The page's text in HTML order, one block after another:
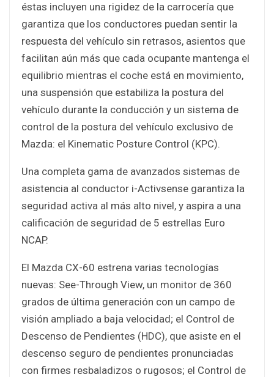
éstas incluyen una rigidez de la carrocería que
garantiza que los conductores puedan sentir la
respuesta del vehículo sin retrasos, asientos que
facilitan aún más que cada ocupante mantenga el
equilibrio mientras el coche está en movimiento,
una suspensión que estabiliza la postura del
vehículo durante la conducción y un sistema de
control de la postura del vehículo exclusivo de
Mazda: el Kinematic Posture Control (KPC).
Una completa gama de avanzados sistemas de
asistencia al conductor i-Activsense garantiza la
seguridad activa al más alto nivel, y aspira a una
calificación de seguridad de 5 estrellas Euro
NCAP.
El Mazda CX-60 estrena varias tecnologías
nuevas: See-Through View, un monitor de 360
grados de última generación con un campo de
visión ampliado a baja velocidad; el Control de
Descenso de Pendientes (HDC), que asiste en el
descenso seguro de pendientes pronunciadas
con firmes resbaladizos o rugosos; el Control de